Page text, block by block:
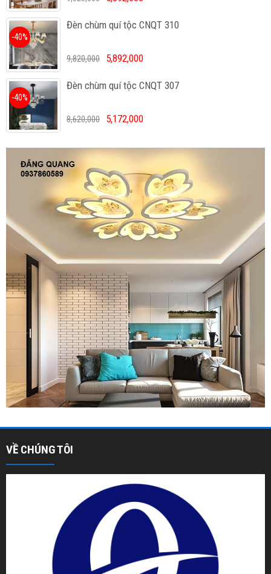
Đèn chùm quí tộc CNQT 310
-40%
9,820,000 5,892,000
Đèn chùm quí tộc CNQT 307
-40%
8,620,000 5,172,000
VỀ CHÚNG TÔI